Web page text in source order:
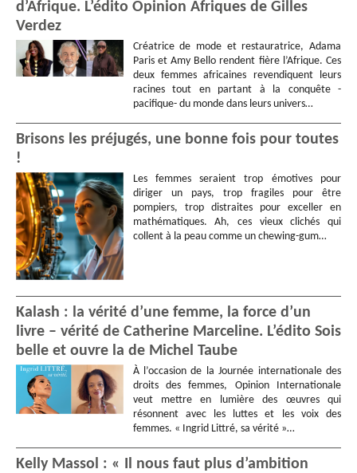
d’Afrique. L’édito Opinion Afriques de Gilles
Verdez
Créatrice de mode et restauratrice, Adama
Paris et Amy Bello rendent fière l’Afrique. Ces
deux femmes africaines revendiquent leurs
racines tout en partant à la conquête -
pacifique- du monde dans leurs univers…
Brisons les préjugés, une bonne fois pour toutes
!
Les femmes seraient trop émotives pour
diriger un pays, trop fragiles pour être
pompiers, trop distraites pour exceller en
mathématiques. Ah, ces vieux clichés qui
collent à la peau comme un chewing-gum…
Kalash : la vérité d’une femme, la force d’un
livre – vérité de Catherine Marceline. L’édito Sois
belle et ouvre la de Michel Taube
À l’occasion de la Journée internationale des
droits des femmes, Opinion Internationale
veut mettre en lumière des œuvres qui
résonnent avec les luttes et les voix des
femmes. « Ingrid Littré, sa vérité »…
Kelly Massol : « Il nous faut plus d’ambition